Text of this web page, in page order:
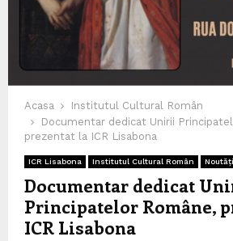
Acasa
Institutul Cultural Român
Documentar dedicat Unirii
prezentat la ICR Lisabona
ICR Lisabona Institutul Cultural Român Noutăți
Documentar dedicat
Principatelor Române,
ICR Lisabona